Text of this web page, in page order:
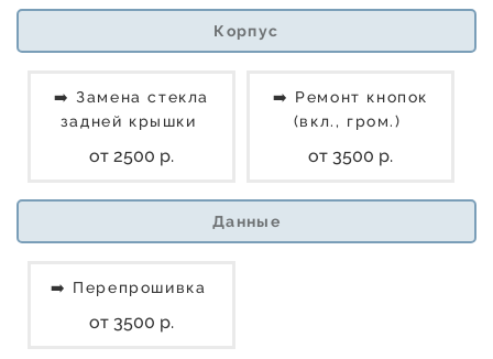
Корпус
➡️ Замена стекла
задней крышки
от 2500 р.
➡️ Ремонт кнопок
(вкл., гром.)
от 3500 р.
Данные
➡️ Перепрошивка
от 3500 р.